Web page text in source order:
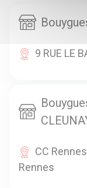
9 RUE LE
CC
Rennes